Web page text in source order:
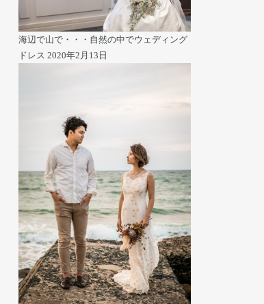
海辺で山で・・・自然の中でウェディング
ドレス 2020年2月13日